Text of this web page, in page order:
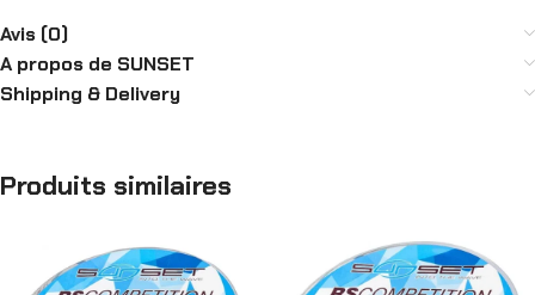
Avis (0)
A propos de SUNSET
Shipping & Delivery
Produits similaires